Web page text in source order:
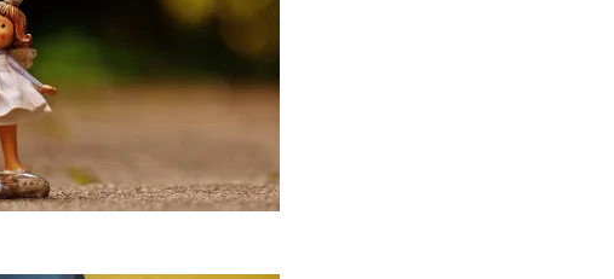
rankų darbo indai
keičia požiūrį į namų
estetiką